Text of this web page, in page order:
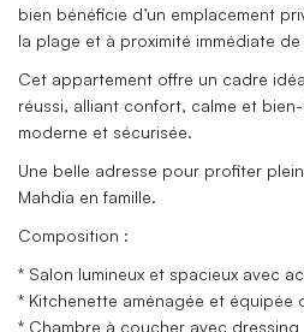
bien bénéficie d’un emplacement
la plage et à proximité immédiate
Cet appartement offre un cadre
réussi, alliant confort, calme et
moderne et sécurisée.
Une belle adresse pour profiter
Mahdia en famille.
Composition :
* Salon lumineux et spacieux avec
* Kitchenette aménagée et équipée
* Chambre à coucher avec dressing